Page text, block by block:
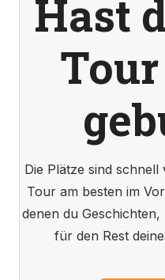
Hast
Die Plätze sind
Tour am besten im
denen du
für den Rest